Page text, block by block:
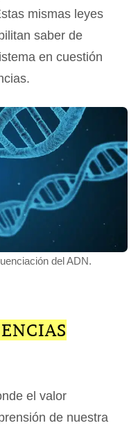
mismas leyes
saber de
en cuestión
del ADN.
el valor
de nuestra